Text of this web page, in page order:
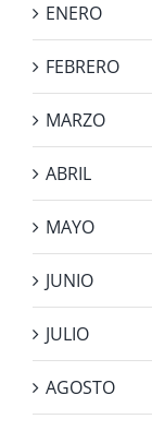
ENERO
FEBRERO
MARZO
ABRIL
MAYO
JUNIO
JULIO
AGOSTO